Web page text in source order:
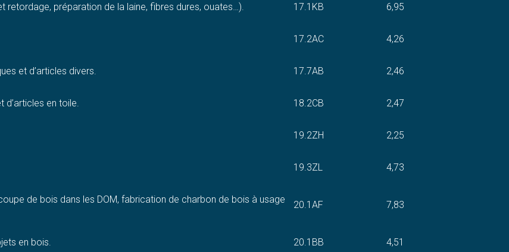
retordage, préparation de la laine, fibres dures, ouates…). 17.1KB 6,95
17.2AC 4,26
et d’articles divers. 17.7AB 2,46
d’articles en toile. 18.2CB 2,47
19.2ZH 2,25
19.3ZL 4,73
de bois dans les DOM, fabrication de charbon de bois à usage
20.1AF 7,83
en bois. 20.1BB 4,51